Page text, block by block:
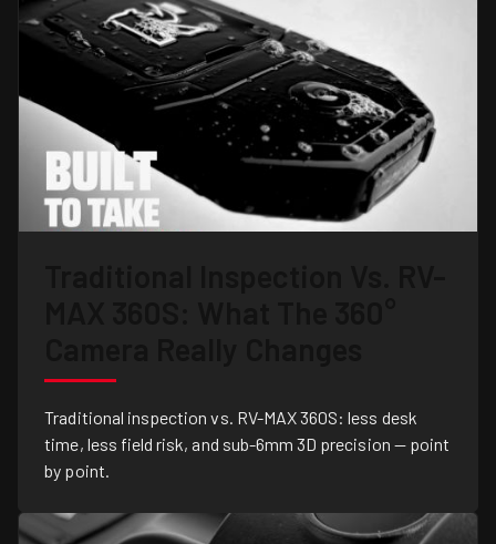
Traditional inspection vs. RV-MAX 360S: less desk
time, less field risk, and sub-6mm 3D precision — point
by point.